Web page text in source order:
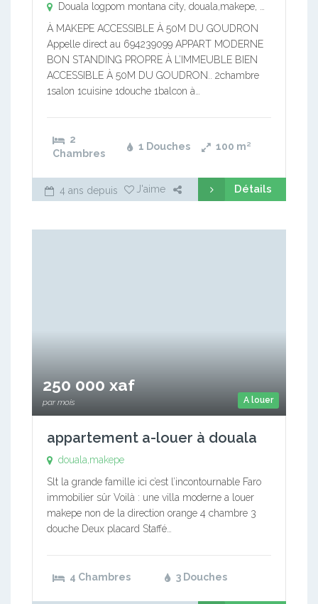
Douala logpom montana city, douala,makepe,
À MAKEPE ACCESSIBLE À 50M DU GOUDRON
Appelle direct au 694239099 APPART MODERNE
BON STANDING PROPRE À L’IMMEUBLE BIEN
ACCESSIBLE À 50M DU GOUDRON.. 2chambre
1salon 1cuisine 1douche 1balcon à…
2
Chambres
1 Douches 100 m²
4 ans depuis J'aime Détails
A louer
250 000 xaf
par mois
appartement a-louer à douala
douala,makepe
Slt la grande famille ici c’est l’incontournable Faro
immobilier sûr Voilà : une villa moderne a louer
makepe non de la direction orange 4 chambre 3
douche Deux placard Staffé…
4 Chambres 3 Douches